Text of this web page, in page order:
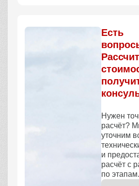
Есть
Нужен
расчёт?
уточним
и
расчёт с
по этапам.